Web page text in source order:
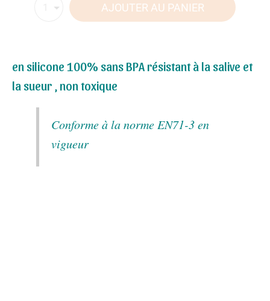
AJOUTER AU PANIER
en silicone 100% sans BPA résistant à la salive et
la sueur , non toxique
Conforme à la norme EN71-3 en
vigueur